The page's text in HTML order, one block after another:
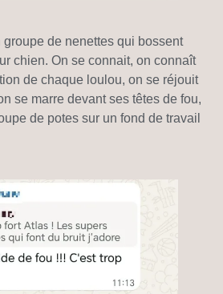
groupe de nenettes qui bossent
chien. On se connait, on connaît
de chaque loulou, on se réjouit
se marre devant ses têtes de fou,
de potes sur un fond de travail